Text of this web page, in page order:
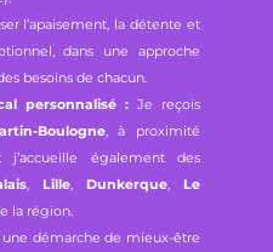
l’apaisement, la détente et
dans une approche
besoins de chacun.
personnalisé : Je reçois
Boulogne, à proximité
également des
, Lille, Dunkerque, Le
la région.
une démarche de mieux-être